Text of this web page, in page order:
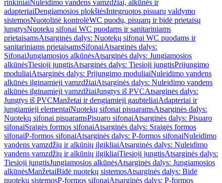
rinkiniaiNuleidimo vandens vamzdžiai, alkūnės ir
adapteriaiDengiamosios plokštėsIntegruotos pisuarų valdymo
sistemosNuotolinė kontrolėWC puodų, pisuarų ir bidė prietaisų
jungtysNuotekų sifonai WC puodams ir sanitariniams
prietaisamsAtsarginės dalys: Nuotekų sifonai WC puodams ir
sanitariniams prietaisamsSifonaiAtsarginės dalys:
SifonaiJungiamosios alkūnėsAtsarginės dalys: Jungiamosios
alkūnėsTiesioji jungtisAtsarginės dalys: Tiesioji jungtisPrijungimo
moduliaiAtsarginės dalys: Prijungimo moduliaiNuleidimo vandens
alkūnės ilginamieji vamzdžiaiAtsarginės dalys: Nuleidimo vandens
alkūnės ilginamieji vamzdžiaiJungtys iš PVCAtsarginės dalys:
Jungtys iš PVCManžetai ir dengiamieji gaubteliaiAdapteriai ir
jungiamieji elementaiNuotekų sifonai pisuaramsAtsarginės dalys:
Nuotekų sifonai pisuaramsPisuaro sifonaiAtsarginės dalys: Pisuaro
sifonaiSraigės formos sifonaiAtsarginės dalys: Sraigės formos
sifonaiP-formos sifonaiAtsarginės dalys: P-formos sifonaiNuleidimo
vandens vamzdžių ir alkūnių ilgikliaiAtsarginės dalys: Nuleidimo
vandens vamzdžių ir alkūnių ilgikliaiTiesioji jungtisAtsarginės dalys:
Tiesioji jungtisJungiamosios alkūnėsAtsarginės dalys: Jungiamosios
alkūnėsManžetaiBidė nuotekų sistemosAtsarginės dalys: Bidė
nuotekų sistemosP-formos sifonaiAtsarginės dalys: P-formos